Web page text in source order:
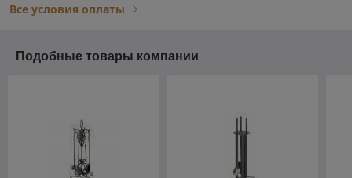
Все условия оплаты
Подобные товары компании